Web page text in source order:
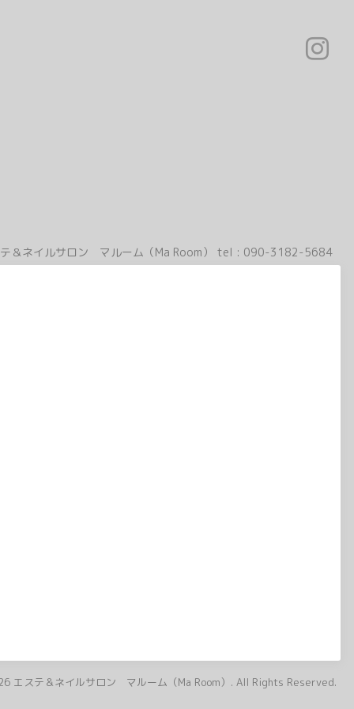
＆ネイルサロン マルーム（Ma Room） tel : 090-3182-5684
エステ＆ネイルサロン マルーム（Ma Room） . All Rights Reserved.